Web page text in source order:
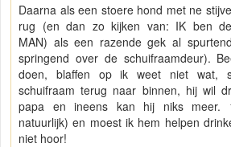
Daarna als een stoere hond met ne stijve
rug (en dan zo kijken van: IK ben de
MAN) als een razende gek al
springend over de schuifraamdeur).
doen, blaffen op ik weet niet wat,
schuifraam terug naar binnen, hij wil
papa en ineens kan hij niks meer.
natuurlijk) en moest ik hem helpen
niet hoor!